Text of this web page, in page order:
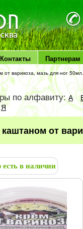
Контакты Партнерам
от варикоза, мазь для ног 50мл.
по алфавиту:А
Я
от
есть в наличии